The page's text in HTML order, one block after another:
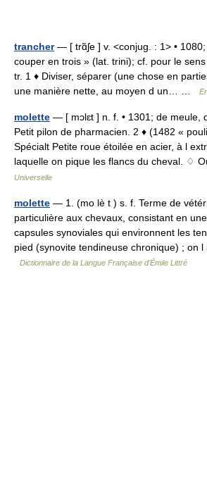
trancher— [ trɑ̃ʃe ] v. <conjug. : 1> •
couper en trois » (lat. trini); cf. pour le
tr. 1 ♦ Diviser, séparer (une chose en
une manière nette, au moyen d un… …
molette — [ mɔlɛt ] n. f. • 1301; de meule,
Petit pilon de pharmacien. 2 ♦ (1482 «
Spécialt Petite roue étoilée en acier, à l
laquelle on pique les flancs du cheval. ♢
Universelle
molette — 1. (mo lè t ) s. f. Terme de
particulière aux chevaux, consistant en
capsules synoviales qui environnent les
pied (synovite tendineuse chronique) ; on l
Dictionnaire de la Langue Française d'Émile Littré